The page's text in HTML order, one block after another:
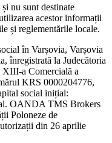
nu sunt destinate
acestor informații
și reglementările locale.
în Varșovia, Varșovia
înregistrată la Judecătoria
XIII-a Comercială a
KRS 0000204776,
social inițial:
OANDA TMS Brokers
Poloneze de
din 26 aprilie